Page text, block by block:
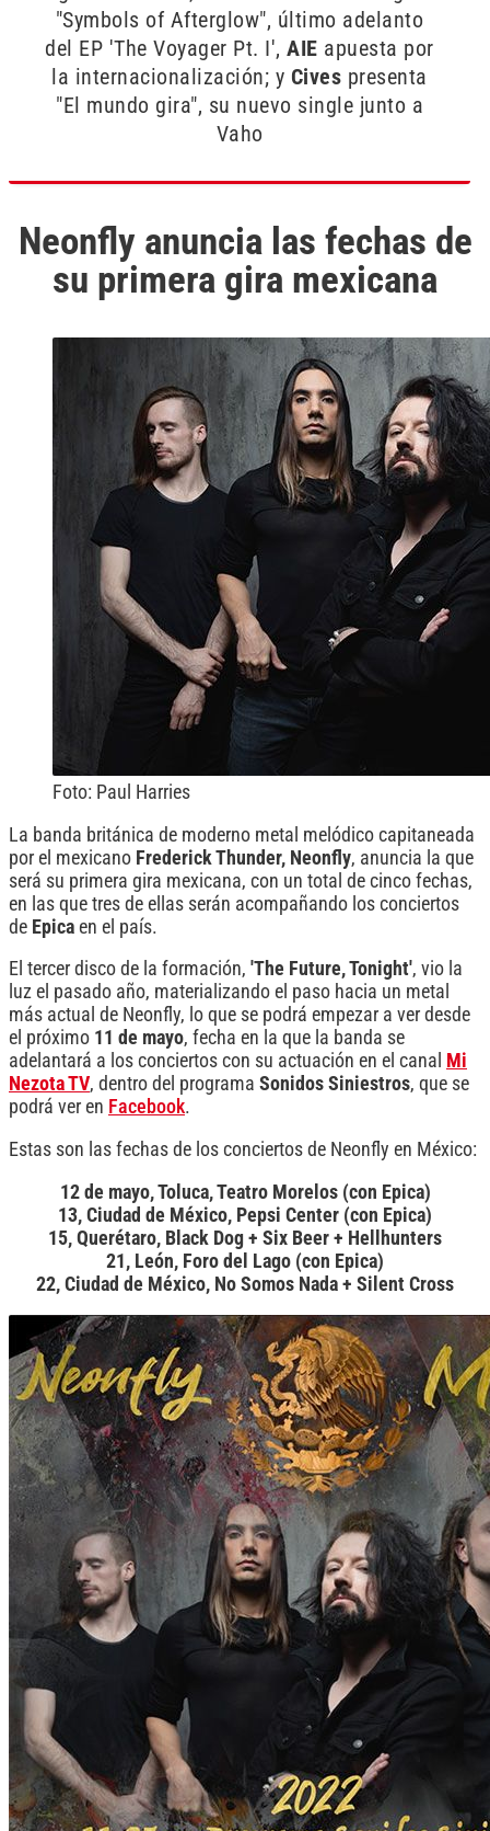
"Symbols of Afterglow", último adelanto
del EP 'The Voyager Pt. I',AIE apuesta por
la internacionalización; y Cives presenta
"El mundo gira", su nuevo single junto a
Vaho
Neonfly anuncia las fechas de
su primera gira mexicana
Foto: Paul Harries
La banda británica de moderno metal melódico capitaneada
por el mexicano Frederick Thunder, Neonfly, anuncia la que
será su primera gira mexicana, con un total de cinco fechas,
en las que tres de ellas serán acompañando los conciertos
de Epica en el país.
El tercer disco de la formación, 'The Future, Tonight', vio la
luz el pasado año, materializando el paso hacia un metal
más actual de Neonfly, lo que se podrá empezar a ver desde
el próximo 11 de mayo, fecha en la que la banda se
adelantará a los conciertos con su actuación en el canal Mi
Nezota TV, dentro del programa Sonidos Siniestros, que se
podrá ver en Facebook.
Estas son las fechas de los conciertos de Neonfly en México:
12 de mayo, Toluca, Teatro Morelos (con Epica)
13, Ciudad de México, Pepsi Center (con Epica)
15, Querétaro, Black Dog + Six Beer + Hellhunters
21, León, Foro del Lago (con Epica)
22, Ciudad de México, No Somos Nada + Silent Cross